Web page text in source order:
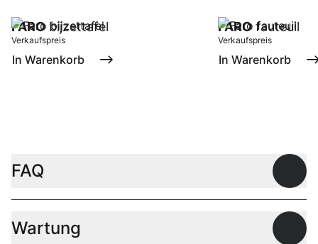
FARObijzettafel
Verkaufspreis
In Warenkorb
FAROfauteuil
Verkaufspreis
In Warenkorb
FAQ
Wartung